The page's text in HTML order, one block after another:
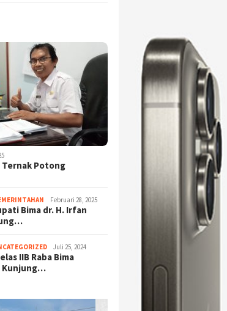
Potong
Februari 28, 2025
Bima dr. H. Irfan
Juli 25, 2024
IIB Raba Bima
Kunjung…